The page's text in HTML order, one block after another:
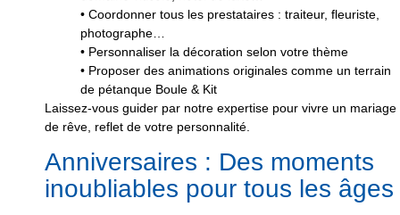
• Coordonner tous les prestataires : traiteur, fleuriste,
photographe…
• Personnaliser la décoration selon votre thème
• Proposer des animations originales comme un terrain
de pétanque Boule & Kit
Laissez-vous guider par notre expertise pour vivre un mariage
de rêve, reflet de votre personnalité.
Anniversaires : Des moments
inoubliables pour tous les âges